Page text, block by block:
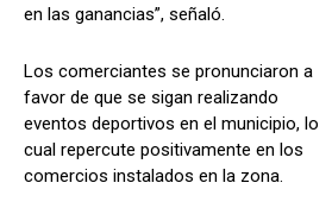
en las ganancias”, señaló.
Los comerciantes se pronunciaron a
favor de que se sigan realizando
eventos deportivos en el municipio, lo
cual repercute positivamente en los
comercios instalados en la zona.